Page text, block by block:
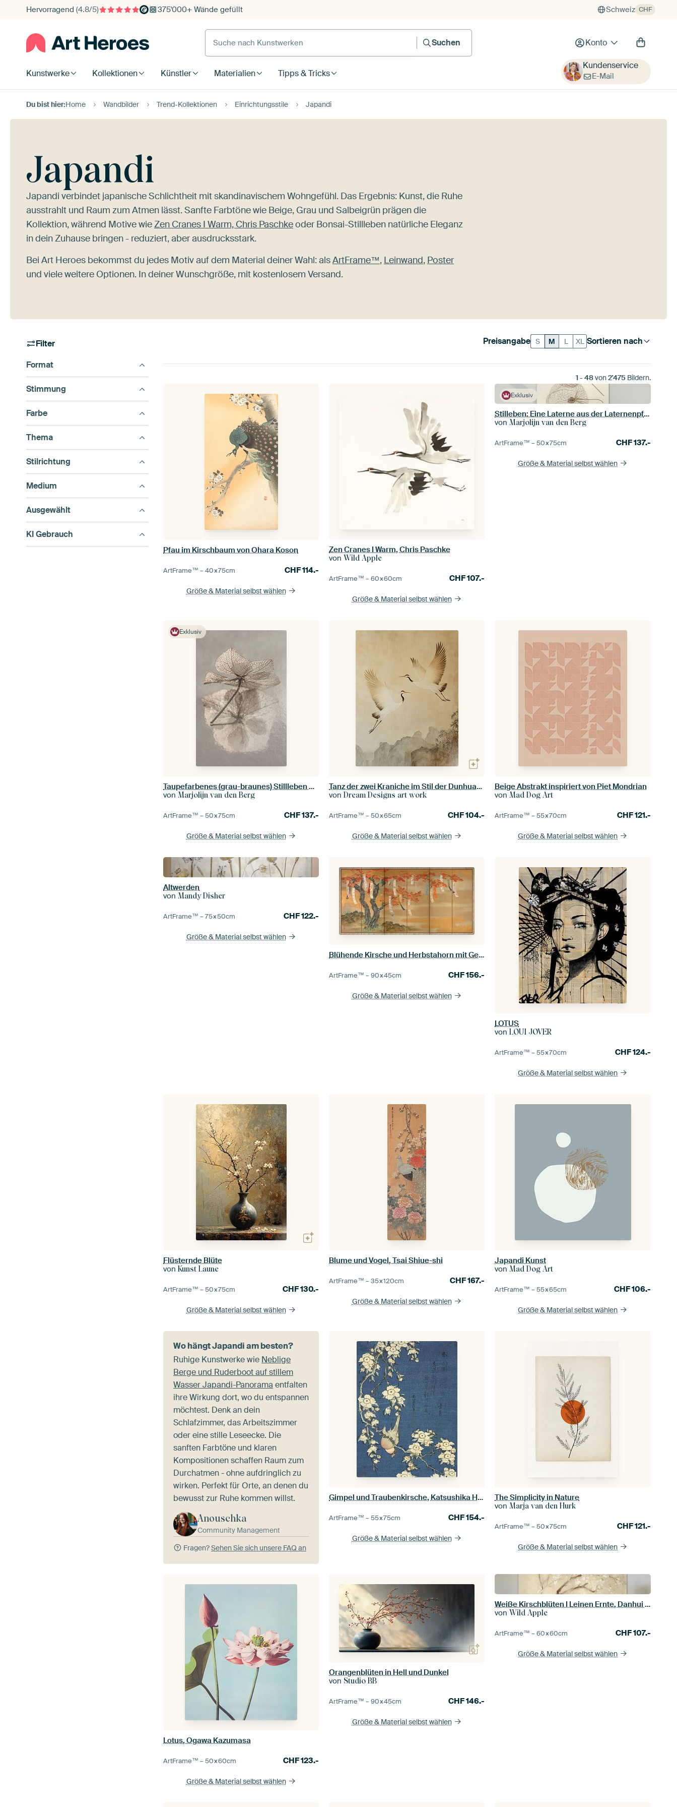
Hervorragend (4.8/5) 375'000+ Wände gefüllt Schweiz CHF
Suche nach Kunstwerken
Suchen
Konto
Kunstwerke Kollektionen Künstler Materialien Tipps & Tricks
Kundenservice
E-Mail
Du bist hier:Home Wandbilder Trend-Kollektionen Einrichtungsstile Japandi
Japandi
Japandi verbindet japanische Schlichtheit mit skandinavischem Wohngefühl. Das Ergebnis: Kunst, die Ruhe
ausstrahlt und Raum zum Atmen lässt. Sanfte Farbtöne wie Beige, Grau und Salbeigrün prägen die
Kollektion, während Motive wieZen Cranes I Warm, Chris Paschkeoder Bonsai-Stillleben natürliche Eleganz
in dein Zuhause bringen - reduziert, aber ausdrucksstark.
Bei Art Heroes bekommst du jedes Motiv auf dem Material deiner Wahl: alsArtFrame™, Leinwand, Poster
und viele weitere Optionen. In deiner Wunschgröße, mit kostenlosem Versand.
Filter
Format
Stimmung
Farbe
Thema
Stilrichtung
Medium
Ausgewählt
KI Gebrauch
Sortieren nach
Preisangabe S M L XL
1 - 48von2'475Bildern.
Pfau im Kirschbaum von Ohara Koson
ArtFrame™ –40×75cm CHF114.-
Größe & Material selbst wählen
Zen Cranes I Warm, Chris Paschke
vonWild Apple
ArtFrame™ –60×60cm CHF107.-
Größe & Material selbst wählen
Exklusiv
Stilleben: Eine Laterne aus der Laternenpflanze
vonMarjolijn van den Berg
ArtFrame™ –50×75cm CHF137.-
Größe & Material selbst wählen
Exklusiv
Taupefarbenes (grau-braunes) Stillleben mit Blumen: Das Hortensienblütenblatt im Licht
vonMarjolijn van den Berg
ArtFrame™ –50×75cm CHF137.-
Größe & Material selbst wählen
Tanz der zwei Kraniche im Stil der Dunhuang-Wandmalerei
vonDream Designs art work
ArtFrame™ –50×65cm CHF104.-
Größe & Material selbst wählen
Beige Abstrakt inspiriert von Piet Mondrian
vonMad Dog Art
ArtFrame™ –55×70cm CHF121.-
Größe & Material selbst wählen
Altwerden
vonMandy Disher
ArtFrame™ –75×50cm CHF122.-
Größe & Material selbst wählen
Blühende Kirsche und Herbstahorn mit Gedichtzetteln, Tosa Mitsuoki
ArtFrame™ –90×45cm CHF156.-
Größe & Material selbst wählen
LOTUS
vonLOUI JOVER
ArtFrame™ –55×70cm CHF124.-
Größe & Material selbst wählen
Flüsternde Blüte
vonKunst Laune
ArtFrame™ –50×75cm CHF130.-
Größe & Material selbst wählen
Blume und Vogel, Tsai Shiue-shi
ArtFrame™ –35×120cm CHF167.-
Größe & Material selbst wählen
Japandi Kunst
vonMad Dog Art
ArtFrame™ –55×65cm CHF106.-
Größe & Material selbst wählen
Wo hängt Japandi am besten?
Ruhige Kunstwerke wie Neblige
Berge und Ruderboot auf stillem
Wasser Japandi-Panorama entfalten
ihre Wirkung dort, wo du entspannen
möchtest. Denk an dein
Schlafzimmer, das Arbeitszimmer
oder eine stille Leseecke. Die
sanften Farbtöne und klaren
Kompositionen schaffen Raum zum
Durchatmen - ohne aufdringlich zu
wirken. Perfekt für Orte, an denen du
bewusst zur Ruhe kommen willst.
Anouschka
Community Management
Fragen?Sehen Sie sich unsere FAQ an
Gimpel und Traubenkirsche, Katsushika Hokusai
ArtFrame™ –55×75cm CHF154.-
Größe & Material selbst wählen
The Simplicity in Nature
vonMarja van den Hurk
ArtFrame™ –50×75cm CHF121.-
Größe & Material selbst wählen
Lotus, Ogawa Kazumasa
ArtFrame™ –50×60cm CHF123.-
Größe & Material selbst wählen
Orangenblüten in Hell und Dunkel
von Studio BB
ArtFrame™ –90×45cm CHF146.-
Größe & Material selbst wählen
Weiße Kirschblüten I Leinen Ernte, Danhui Nai
vonWild Apple
ArtFrame™ –60×60cm CHF107.-
Größe & Material selbst wählen